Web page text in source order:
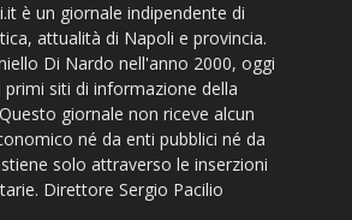
è un giornale indipendente di
attualità di Napoli e provincia.
Di Nardo nell'anno 2000, oggi
primi siti di informazione della
giornale non riceve alcun
né da enti pubblici né da
solo attraverso le inserzioni
Direttore Sergio Pacilio